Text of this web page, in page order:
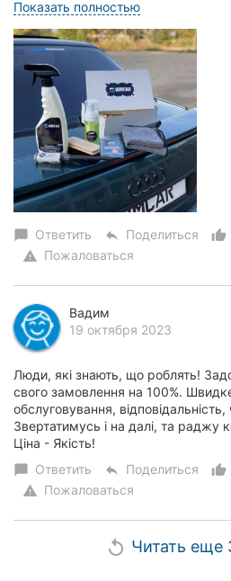
Зроблять усе, що потрібно за...
Показать полностью
chat_bubble Ответить reply Поделиться
warning Пожаловаться
Вадим
19 октября 2023
Люди, які знають, що роблять!
свого замовлення на 100%.
обслуговування, відповідальність,
Звертатимусь і на далі, та раджу
Ціна - Якість!
chat_bubble Ответить reply Поделиться
warning Пожаловаться
replay Читать еще